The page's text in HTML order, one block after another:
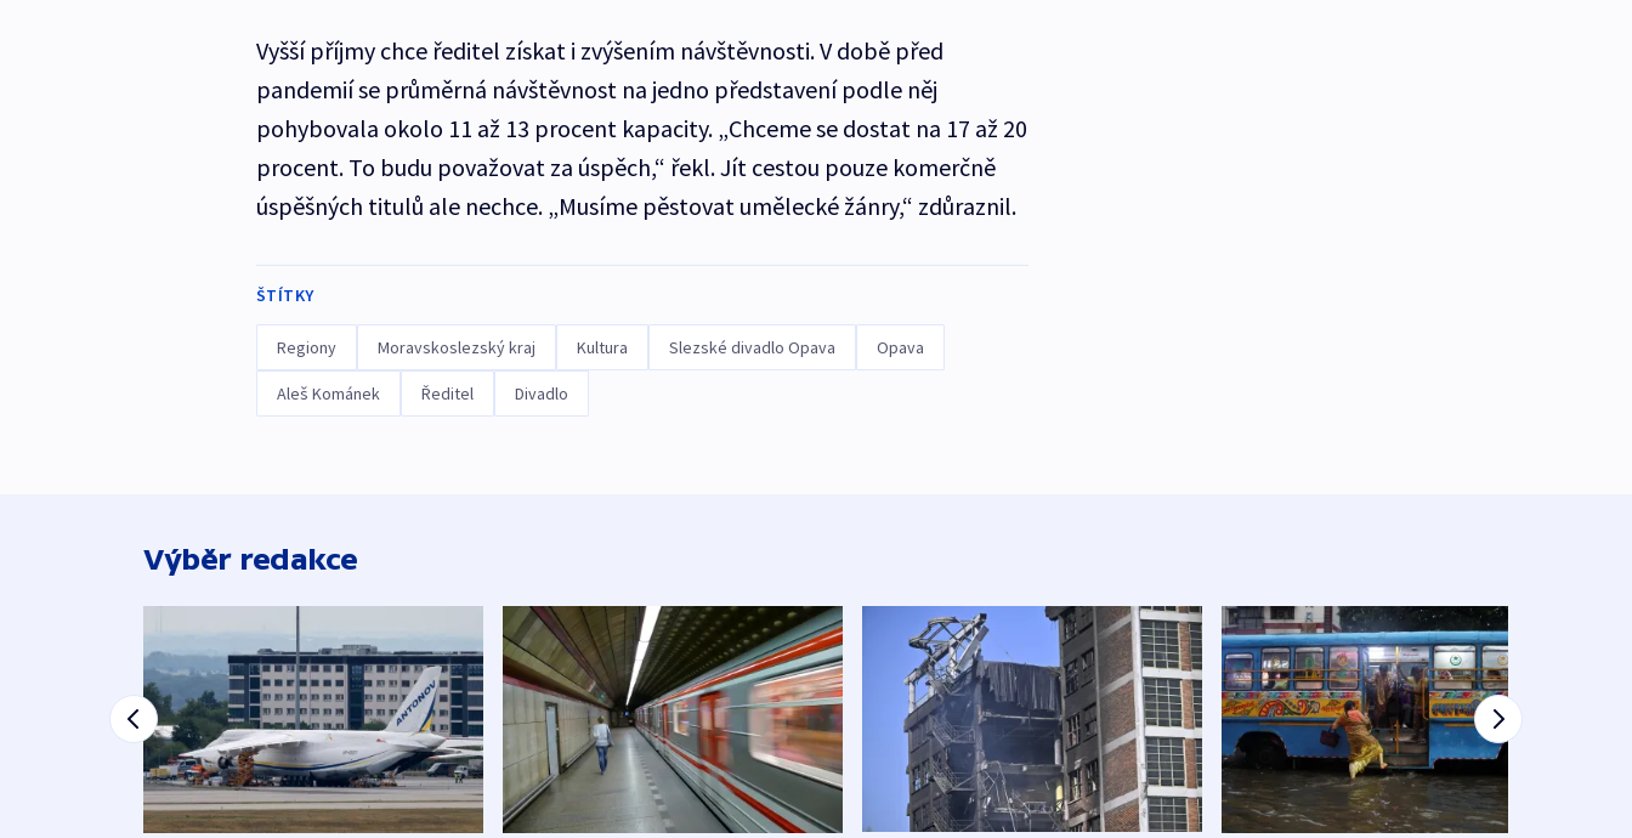
Vyšší příjmy chce ředitel získat i zvýšením návštěvnosti. V době před
pandemií se průměrná návštěvnost na jedno představení podle něj
pohybovala okolo 11 až 13 procent kapacity. „Chceme se dostat na 17 až 20
procent. To budu považovat za úspěch,“ řekl. Jít cestou pouze komerčně
úspěšných titulů ale nechce. „Musíme pěstovat umělecké žánry,“ zdůraznil.
ŠTÍTKY
Regiony Moravskoslezský kraj Kultura Slezské divadlo Opava Opava
Aleš Kománek Ředitel Divadlo
Výběr redakce